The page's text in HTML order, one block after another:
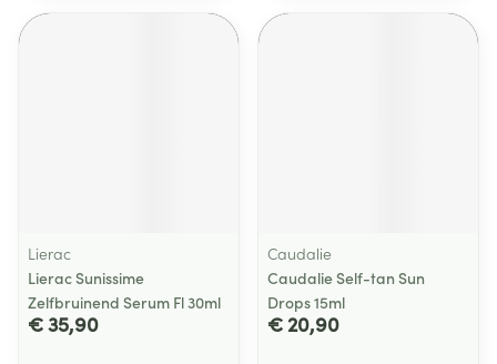
Lierac
Lierac Sunissime
Zelfbruinend Serum Fl 30ml
€ 35,90
Caudalie
Caudalie Self-tan Sun
Drops 15ml
€ 20,90